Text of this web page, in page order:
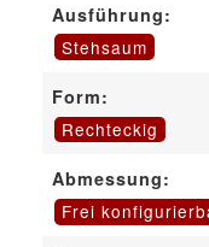
Ausführung:
Stehsaum
Form:
Rechteckig
Abmessung:
Frei